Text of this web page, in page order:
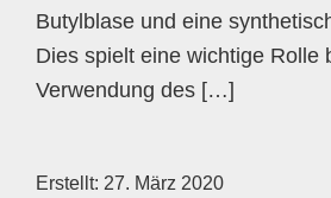
Butylblase und eine
Dies spielt eine wichtige Rolle
Verwendung des […]
Erstellt: 27. März 2020